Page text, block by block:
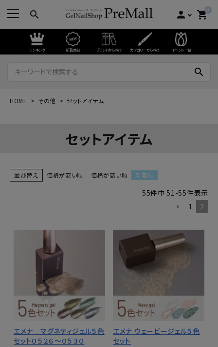
search person 0
shopping_cart
ランキング 新着商品 ブランドから探す カテゴリーから探す イベント一覧
search
HOME その他 セットアイテム
セットアイテム
並び替え 価格が安い順 価格が高い順 新着順
55件中 51-55件表示
1
2
エメナ マグネティジェル５色
セット０５２６～０５３０
エメナ ウェービージェル５色
セット